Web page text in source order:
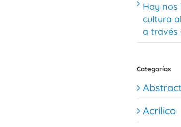
Hoy nos
cultura
a través
Categorías
Acrilico